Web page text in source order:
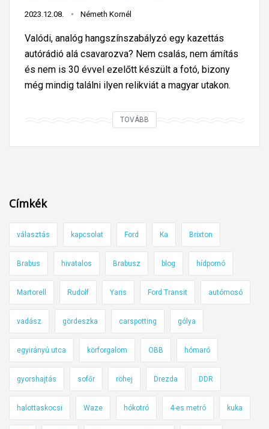
á
o
t
a
c
é
f
e
l
n
t
2023.12.08. Németh Kornél
Valódi, analóg hangszínszabályzó egy kazettás
autórádió alá csavarozva? Nem csalás, nem ámítás
és nem is 30 évvel ezelőtt készült a fotó, bizony
még mindig találni ilyen relikviát a magyar utakon.
TOVÁBB
a
i
R
e
t
r
R
á
d
i
Címkék
választás kapcsolat Ford Ka Brixton
Brabus hivatalos Brabusz blog hídpornó
Martorell Rudolf Yaris Ford Transit autómosó
vadász gördeszka carspotting gólya
egyirányú utca körforgalom OBB hómaró
gyorshajtás sofőr röhej Drezda DDR
halottaskocsi Waze hókotró 4-es metró kuka